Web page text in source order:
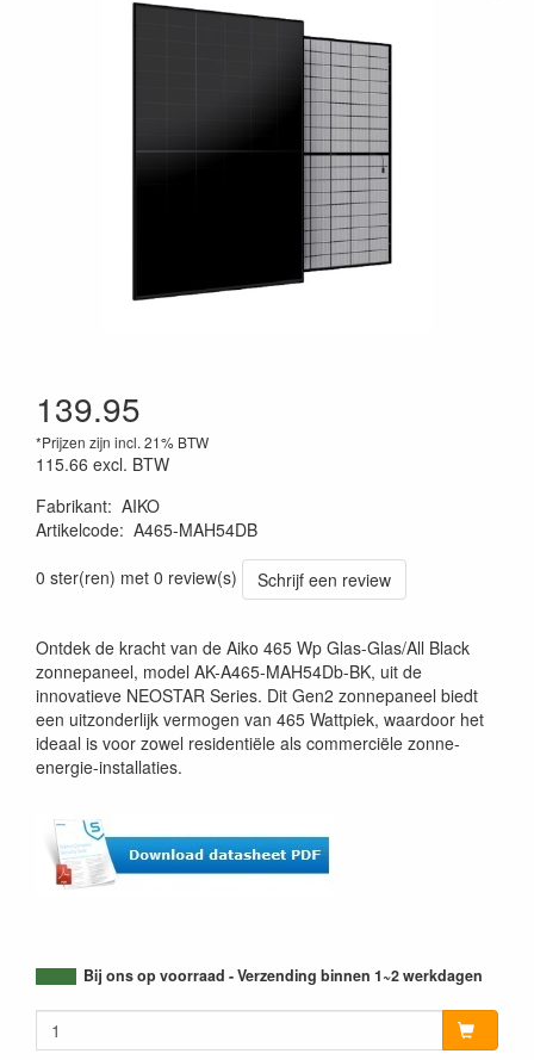
139.95
*Prijzen zijn incl. 21% BTW
115.66 excl. BTW
Fabrikant: AIKO
Artikelcode: A465-MAH54DB
0 ster(ren) met 0 review(s)
Schrijf een review
Ontdek de kracht van de Aiko 465 Wp Glas-Glas/All Black
zonnepaneel, model AK-A465-MAH54Db-BK, uit de
innovatieve NEOSTAR Series. Dit Gen2 zonnepaneel biedt
een uitzonderlijk vermogen van 465 Wattpiek, waardoor het
ideaal is voor zowel residentiële als commerciële zonne-
energie-installaties.
Bij ons op voorraad - Verzending binnen 1~2 werkdagen